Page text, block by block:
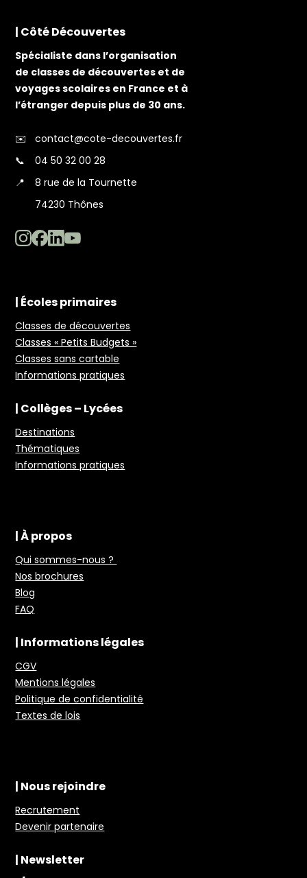
| Côté Découvertes
Spécialiste dans l’organisation
de classes de découvertes et de
voyages scolaires en France et à
l’étranger depuis plus de 30 ans.
✉️
contact@cote-decouvertes.fr
📞
04 50 32 00 28
📍
8 rue de la Tournette
74230 Thônes
| Écoles primaires
Classes de découvertes
Classes « Petits Budgets »
Classes sans cartable
Informations pratiques
| Collèges – Lycées
Destinations
Thématiques
Informations pratiques
| À propos
Qui sommes-nous ?
Nos brochures
Blog
FAQ
| Informations légales
CGV
Mentions légales
Politique de confidentialité
Textes de lois
| Nous rejoindre
Recrutement
Devenir partenaire
| Newsletter